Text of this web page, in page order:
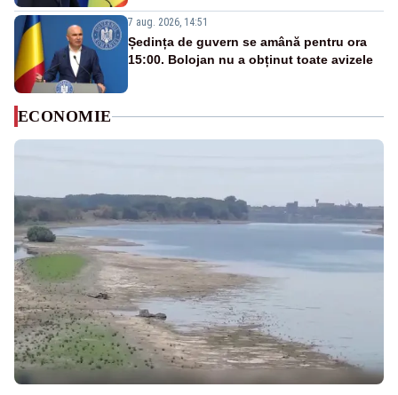
7 aug. 2026, 14:51
Ședința de guvern se amână pentru ora
15:00. Bolojan nu a obținut toate avizele
ECONOMIE